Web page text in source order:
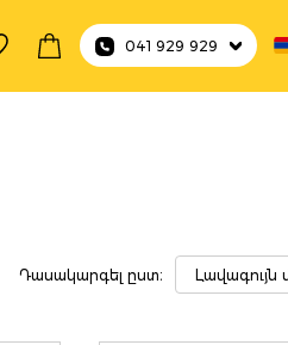
041 929 929
Դասակարգել ըստ։